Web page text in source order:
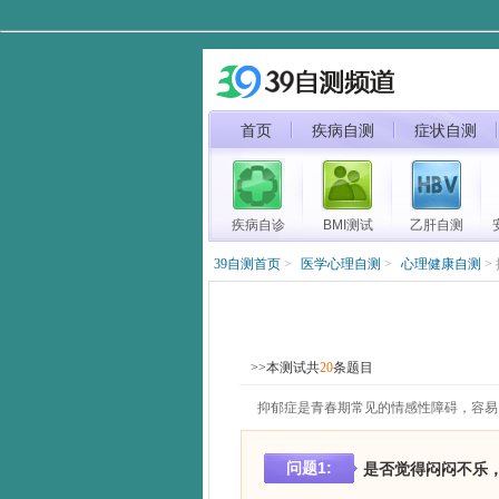
首页 疾病自测 症状自测
疾病自诊 BMI测试 乙肝自测
39自测首页 > 医学心理自测 > 心理健康自测 >
>>本测试共20条题目
抑郁症是青春期常见的情感性障碍，容
问题1: 是否觉得闷闷不乐